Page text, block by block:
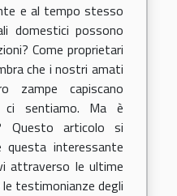
e al tempo stesso
domestici possono
Come proprietari
che i nostri amati
zampe capiscano
ci sentiamo. Ma è
Questo articolo si
questa interessante
attraverso le ultime
testimonianze degli